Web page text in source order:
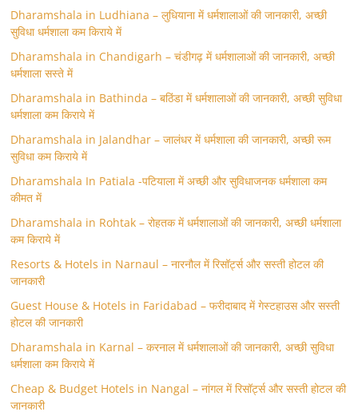
Dharamshala in Ludhiana – लुधियाना में धर्मशालाओं की जानकारी, अच्छी
सुविधा धर्मशाला कम किराये में
Dharamshala in Chandigarh – चंडीगढ़ में धर्मशालाओं की जानकारी, अच्छी
धर्मशाला सस्ते में
Dharamshala in Bathinda – बठिंडा में धर्मशालाओं की जानकारी, अच्छी सुविधा
धर्मशाला कम किराये में
Dharamshala in Jalandhar – जालंधर में धर्मशाला की जानकारी, अच्छी रूम
सुविधा कम किराये में
Dharamshala In Patiala -पटियाला में अच्छी और सुविधाजनक धर्मशाला कम
कीमत में
Dharamshala in Rohtak – रोहतक में धर्मशालाओं की जानकारी, अच्छी धर्मशाला
कम किराये में
Resorts & Hotels in Narnaul – नारनौल में रिसॉर्ट्स और सस्ती होटल की
जानकारी
Guest House & Hotels in Faridabad – फरीदाबाद में गेस्टहाउस और सस्ती
होटल की जानकारी
Dharamshala in Karnal – करनाल में धर्मशालाओं की जानकारी, अच्छी सुविधा
धर्मशाला कम किराये में
Cheap & Budget Hotels in Nangal – नांगल में रिसॉर्ट्स और सस्ती होटल की
जानकारी